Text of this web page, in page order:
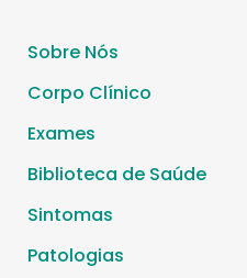
Sobre Nós
Corpo Clínico
Exames
Biblioteca de Saúde
Sintomas
Patologias